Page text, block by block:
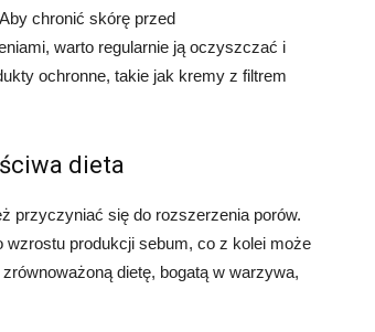
chronić skórę przed
warto regularnie ją oczyszczać i
ochronne, takie jak kremy z filtrem
dieta
przyczyniać się do rozszerzenia porów.
wzrostu produkcji sebum, co z kolei może
dietę, bogatą w warzywa,